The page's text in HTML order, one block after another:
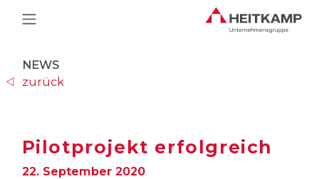
Main Navigation
NEWS
zurück
Pilotprojekt erfolgreich
22. September 2020